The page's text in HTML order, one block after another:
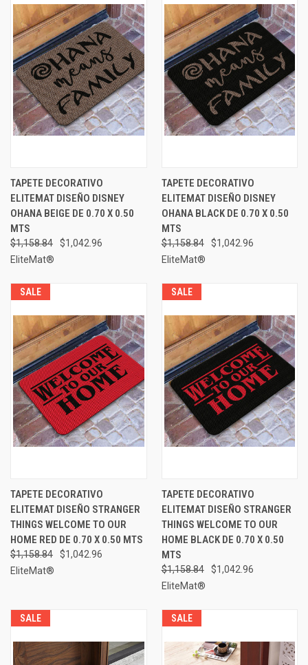
TAPETE DECORATIVO
ELITEMAT DISEÑO DISNEY
OHANA BEIGE DE 0.70 X 0.50
MTS
$1,158.84
$1,042.96
EliteMat®
TAPETE DECORATIVO
ELITEMAT DISEÑO DISNEY
OHANA BLACK DE 0.70 X 0.50
MTS
$1,158.84
$1,042.96
EliteMat®
SALE
TAPETE DECORATIVO
ELITEMAT DISEÑO STRANGER
THINGS WELCOME TO OUR
HOME RED DE 0.70 X 0.50 MTS
$1,158.84
$1,042.96
EliteMat®
SALE
TAPETE DECORATIVO
ELITEMAT DISEÑO STRANGER
THINGS WELCOME TO OUR
HOME BLACK DE 0.70 X 0.50
MTS
$1,158.84
$1,042.96
EliteMat®
SALE SALE